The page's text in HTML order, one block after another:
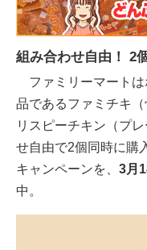
組み合わせ自由！ 2
ファミリーマートは
品であるファミチキ
リスピーチキン（プ
せ自由で2個同時に購
キャンペーンを、 3月
中。